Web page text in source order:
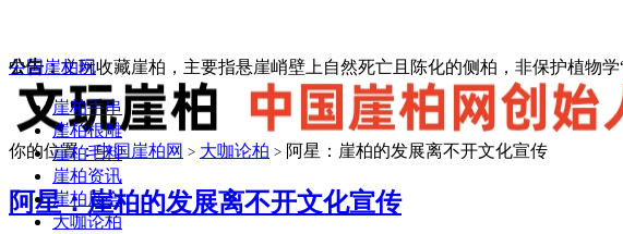
中国崖柏网
崖柏手串
崖柏根雕
崖柏毛料
崖柏资讯
崖柏展会
大咖论柏
公告：文玩收藏崖柏，主要指悬崖峭壁上自然死亡且陈化的侧柏，非保护植物学
你的位置：中国崖柏网 > 大咖论柏 > 阿星：崖柏的发展离不开文化宣传
阿星：崖柏的发展离不开文化宣传